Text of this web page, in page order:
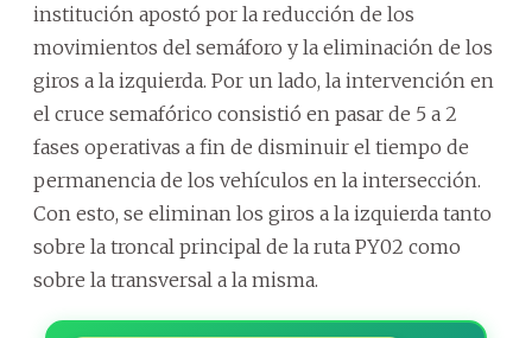
institución apostó por la reducción de los
movimientos del semáforo y la eliminación de los
giros a la izquierda. Por un lado, la intervención en
el cruce semafórico consistió en pasar de 5 a 2
fases operativas a fin de disminuir el tiempo de
permanencia de los vehículos en la intersección.
Con esto, se eliminan los giros a la izquierda tanto
sobre la troncal principal de la ruta PY02 como
sobre la transversal a la misma.